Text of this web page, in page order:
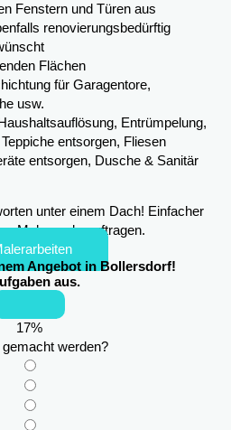
Fenstern und Türen aus
renovierungsbedürftig
Flächen
für Garagentore,
usw.
Entrümpelung,
entsorgen, Fliesen
entsorgen, Dusche & Sanitär
unter einem Dach! Einfacher
Maler zu beauftragen.
Angebot in Bollersdorf!
aus.
17%
werden?